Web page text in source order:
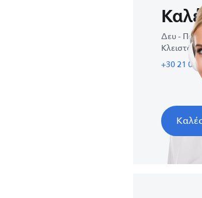
Δευ - Παρ
Κλειστά
+30 21 09